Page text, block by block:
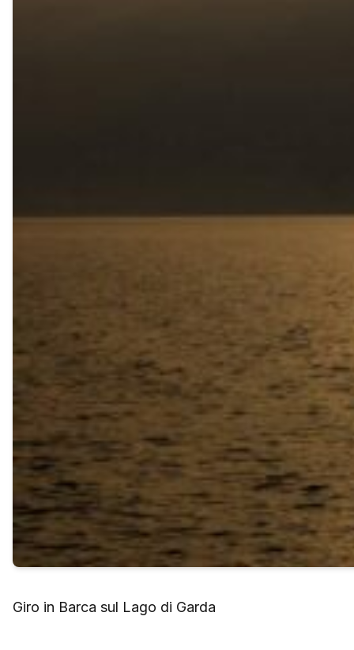
Giro in Barca sul Lago di Garda